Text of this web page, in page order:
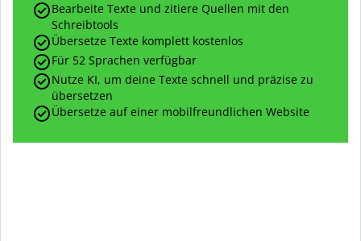
Bearbeite Texte und zitiere Quellen mit den
Schreibtools
Übersetze Texte komplett kostenlos
Für 52 Sprachen verfügbar
Nutze KI, um deine Texte schnell und präzise zu
übersetzen
Übersetze auf einer mobilfreundlichen Website